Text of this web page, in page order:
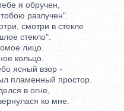
я обручен,
разлучен".
смотри в стекле
стекло".
лицо.
кольцо.
ясный взор -
пламенный простор.
в огне,
ко мне.